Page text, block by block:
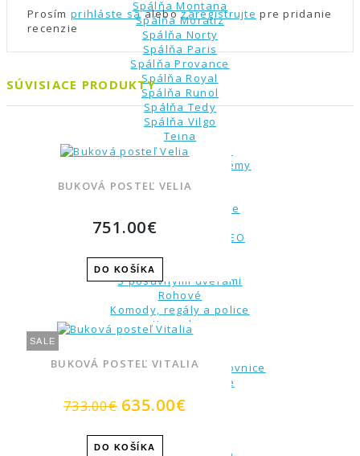
Spálňa Montana
Spálňa Moratiz
Spálňa Norty
Spálňa Paris
Spálňa Provance
Spálňa Royal
Spálňa Runol
Spálňa Tedy
Spálňa Vilgo
Teina
Kompletné spálne
Skrine a úložné systémy
1-dverové
2-dverové
Nadstavce na skrine
Príslušenstvo
Voliteľný systém KREO
Viacdverové
S posuvnými dverami
Rohové
Komody, regály a police
Komody
Regály a police
Toaletné stolíky, šperkovnice
Doplnky do spálne
Stojany na šaty
Svietidlá a lampy
Zrkadlá
Prosím prihláste saalebozaregistrujte pre pridanie
recenzie
SÚVISIACE PRODUKTY
BUKOVÁ POSTEĽ VELIA
751.00€
DO KOŠÍKA
SALE
BUKOVÁ POSTEĽ VITALIA
733.00€ 635.00€
DO KOŠÍKA